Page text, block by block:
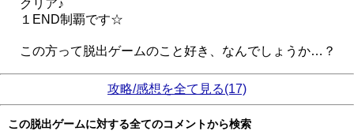
クリア♪
１END制覇です☆
この方って脱出ゲームのこと好き、なんでしょうか…？
攻略/感想を全て見る(17)
この脱出ゲームに対する全てのコメントから検索